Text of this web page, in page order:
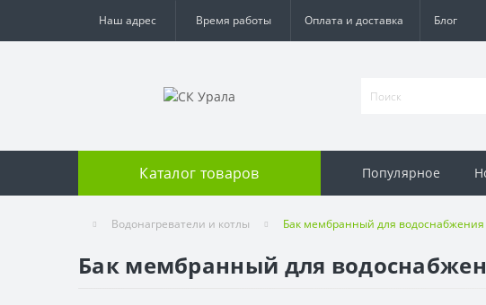
Наш адрес Время работы Оплата и доставка Блог
Каталог товаров Популярное
Водонагреватели и котлы Бак мембранный для водоснабжения
Бак мембранный для